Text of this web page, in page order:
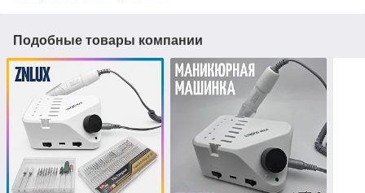
Подобные товары компании